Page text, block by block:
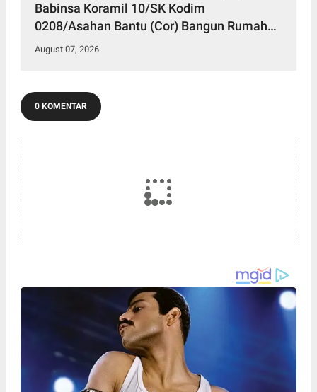
Babinsa Koramil 10/SK Kodim
0208/Asahan Bantu (Cor) Bangun Rumah
Warga
August 07, 2026
0 KOMENTAR